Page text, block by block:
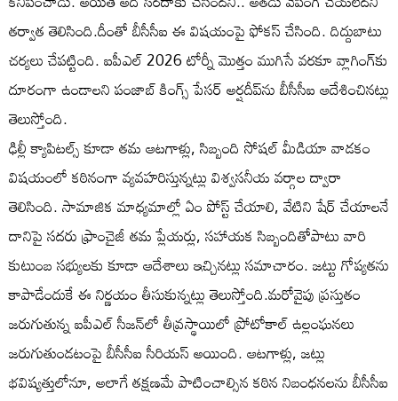
తర్వాత తెలిసింది.దీంతో బీసీసీఐ ఈ విషయంపై ఫోకస్ చేసింది. దిద్దుబాటు
చర్యలు చేపట్టింది. ఐపీఎల్ 2026 టోర్నీ మొత్తం ముగిసే వరకూ వ్లాగింగ్‌కు
దూరంగా ఉండాలని పంజాబ్ కింగ్స్ పేసర్‌ అర్షదీప్‌ను బీసీసీఐ ఆదేశించినట్లు
తెలుస్తోంది.
ఢిల్లీ క్యాపిటల్స్ కూడా తమ ఆటగాళ్లు, సిబ్బంది సోషల్ మీడియా వాడకం
విషయంలో కఠినంగా వ్యవహరిస్తున్నట్లు విశ్వసనీయ వర్గాల ద్వారా
తెలిసింది. సామాజిక మాధ్యమాల్లో ఏం పోస్ట్ చేయాలి, వేటిని షేర్ చేయాలనే
దానిపై సదరు ఫ్రాంచైజీ తమ ప్లేయర్లు, సహాయక సిబ్బందితోపాటు వారి
కుటుంబ సభ్యులకు కూడా ఆదేశాలు ఇచ్చినట్లు సమాచారం. జట్టు గోప్యతను
కాపాడేందుకే ఈ నిర్ణయం తీసుకున్నట్లు తెలుస్తోంది.మరోవైపు ప్రస్తుతం
జరుగుతున్న ఐపీఎల్ సీజన్‌లో తీవ్రస్థాయిలో ప్రోటోకాల్‌ ఉల్లంఘనలు
జరుగుతుండటంపై బీసీసీఐ సీరియస్ అయింది. ఆటగాళ్లు, జట్లు
భవిష్యత్తులోనూ, అలాగే తక్షణమే పాటించాల్సిన కఠిన నిబంధనలను బీసీసీఐ